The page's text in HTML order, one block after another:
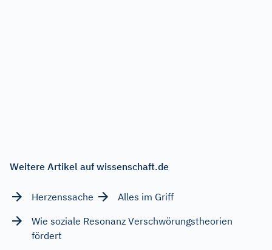
Weitere Artikel auf wissenschaft.de
Herzenssache
Alles im Griff
Wie soziale Resonanz Verschwörungstheorien
fördert